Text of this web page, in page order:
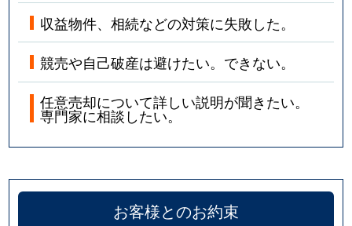
収益物件、相続などの対策に失敗した。
競売や自己破産は避けたい。できない。
任意売却について詳しい説明が聞きたい。
専門家に相談したい。
お客様とのお約束